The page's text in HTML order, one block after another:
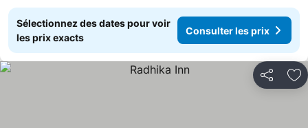
Sélectionnez des dates pour voir
les prix exacts
Consulter les prix
Partager